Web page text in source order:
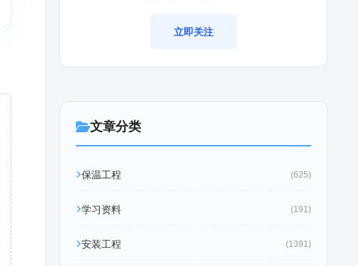
立即关注
文章分类
保温工程 (625)
学习资料 (191)
安装工程 (1391)